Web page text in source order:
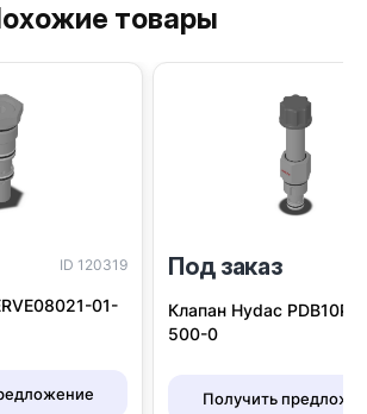
товары
ID 120319
01-
Под заказ
Клапан Hydac PDB10P-
500-0
Получить